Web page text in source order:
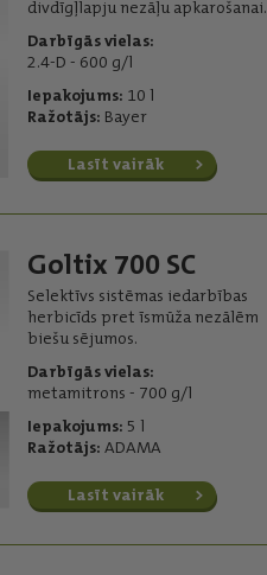
divdīgļlapju nezāļu apkarošanai.
Darbīgās vielas:
2.4-D - 600 g/l
Iepakojums: 10 l
Ražotājs: Bayer
Lasīt vairāk
Goltix 700 SC
Selektīvs sistēmas iedarbības
herbicīds pret īsmūža nezālēm
biešu sējumos.
Darbīgās vielas:
metamitrons - 700 g/l
Iepakojums: 5 l
Ražotājs: ADAMA
Lasīt vairāk